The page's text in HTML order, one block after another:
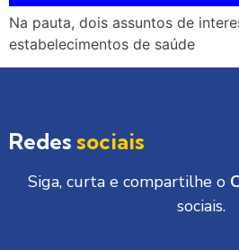
Na pauta, dois assuntos de
estabelecimentos de saúde
Redes sociais
Siga, curta e compartilhe o
sociais.